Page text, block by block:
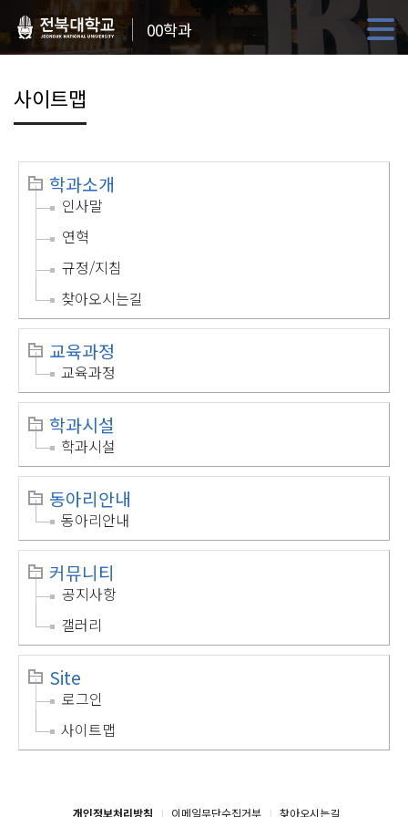
00학과
사이트맵
학과소개
인사말
연혁
규정/지침
찾아오시는길
교육과정
교육과정
학과시설
학과시설
동아리안내
동아리안내
커뮤니티
공지사항
갤러리
Site
로그인
사이트맵
개인정보처리방침 이메일무단수집거부 찾아오시는길